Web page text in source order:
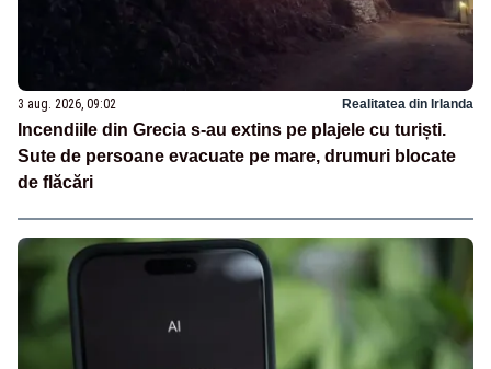
3 aug. 2026, 09:02 Realitatea din Irlanda
Incendiile din Grecia s-au extins pe plajele cu turiști.
Sute de persoane evacuate pe mare, drumuri blocate
de flăcări